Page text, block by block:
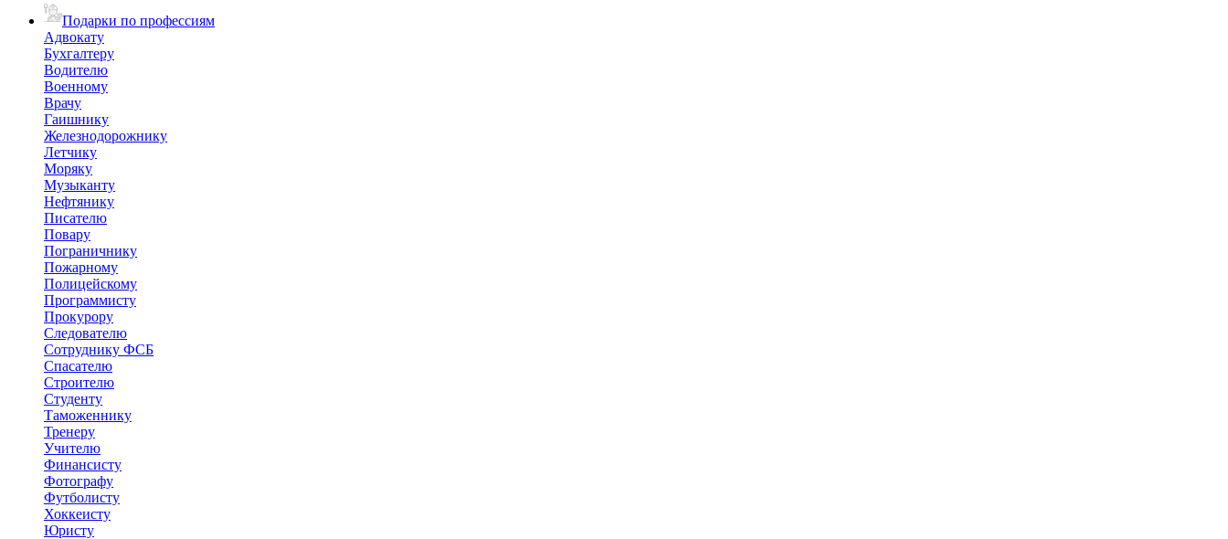
Подарки по профессиям
Адвокату
Бухгалтеру
Водителю
Военному
Врачу
Гаишнику
Железнодорожнику
Летчику
Моряку
Музыканту
Нефтянику
Писателю
Повару
Пограничнику
Пожарному
Полицейскому
Программисту
Прокурору
Следователю
Сотруднику ФСБ
Спасателю
Строителю
Студенту
Таможеннику
Тренеру
Учителю
Финансисту
Фотографу
Футболисту
Хоккеисту
Юристу